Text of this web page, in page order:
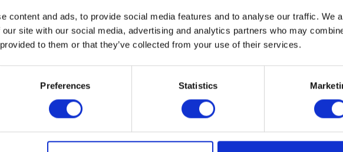
content and ads, to provide social media features and to analyse our traffic. We
site with our social media, advertising and analytics partners who may
to them or that they’ve collected from your use of their services.
Preferences Statistics